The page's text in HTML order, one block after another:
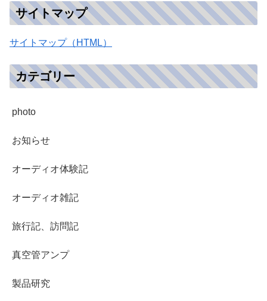
サイトマップ
サイトマップ（HTML）
カテゴリー
photo
お知らせ
オーディオ体験記
オーディオ雑記
旅行記、訪問記
真空管アンプ
製品研究